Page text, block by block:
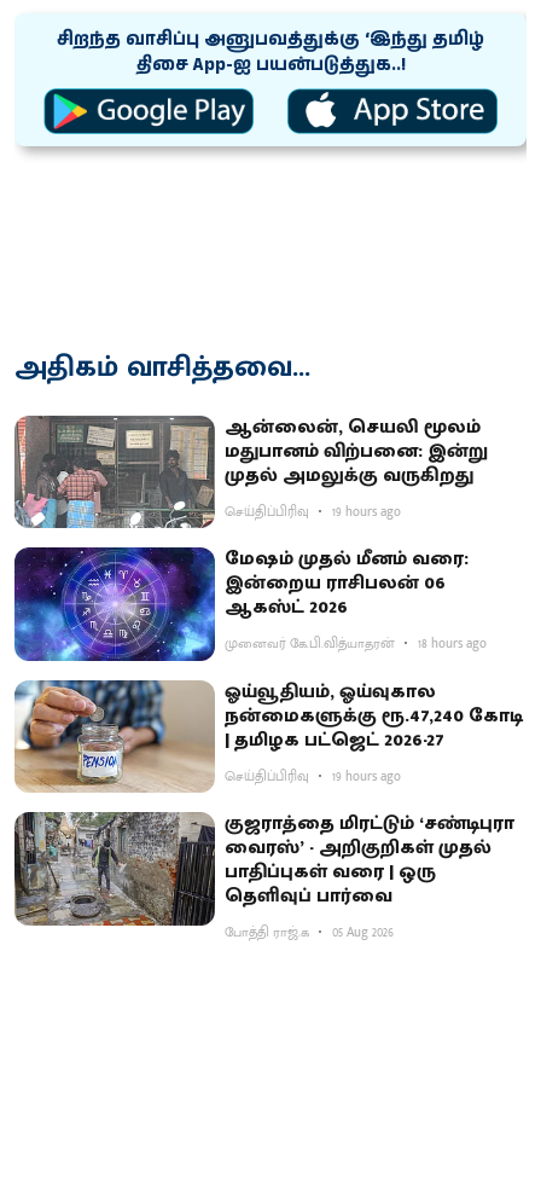
சிறந்த வாசிப்பு அனுபவத்துக்கு ‘இந்து தமிழ்
திசை App-ஐ பயன்படுத்துக..!
அதிகம் வாசித்தவை...
ஆன்லைன், செயலி மூலம்
மதுபானம் விற்பனை: இன்று
முதல் அமலுக்கு வருகிறது
செய்திப்பிரிவு 19 hours ago
மேஷம் முதல் மீனம் வரை:
இன்றைய ராசிபலன் 06
ஆகஸ்ட் 2026
முனைவர் கே.பி.வித்யாதரன் 18 hours ago
ஓய்வூதியம், ஓய்வுகால
நன்மைகளுக்கு ரூ.47,240 கோடி
| தமிழக பட்ஜெட் 2026-27
செய்திப்பிரிவு 19 hours ago
குஜராத்தை மிரட்டும் ‘சண்டிபுரா
வைரஸ்’ - அறிகுறிகள் முதல்
பாதிப்புகள் வரை | ஒரு
தெளிவுப் பார்வை
போத்தி ராஜ்.க 05 Aug 2026